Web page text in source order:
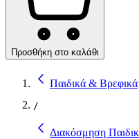
Προσθήκη στο καλάθι
Παιδικά & Βρεφικά
/
Διακόσμηση